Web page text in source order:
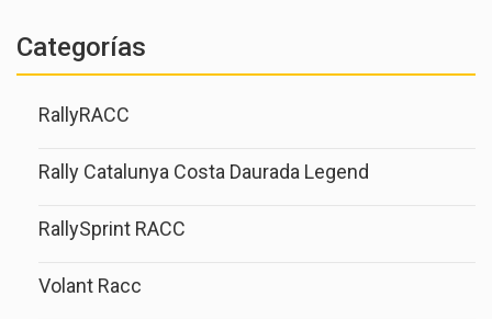
Categorías
RallyRACC
Rally Catalunya Costa Daurada Legend
RallySprint RACC
Volant Racc